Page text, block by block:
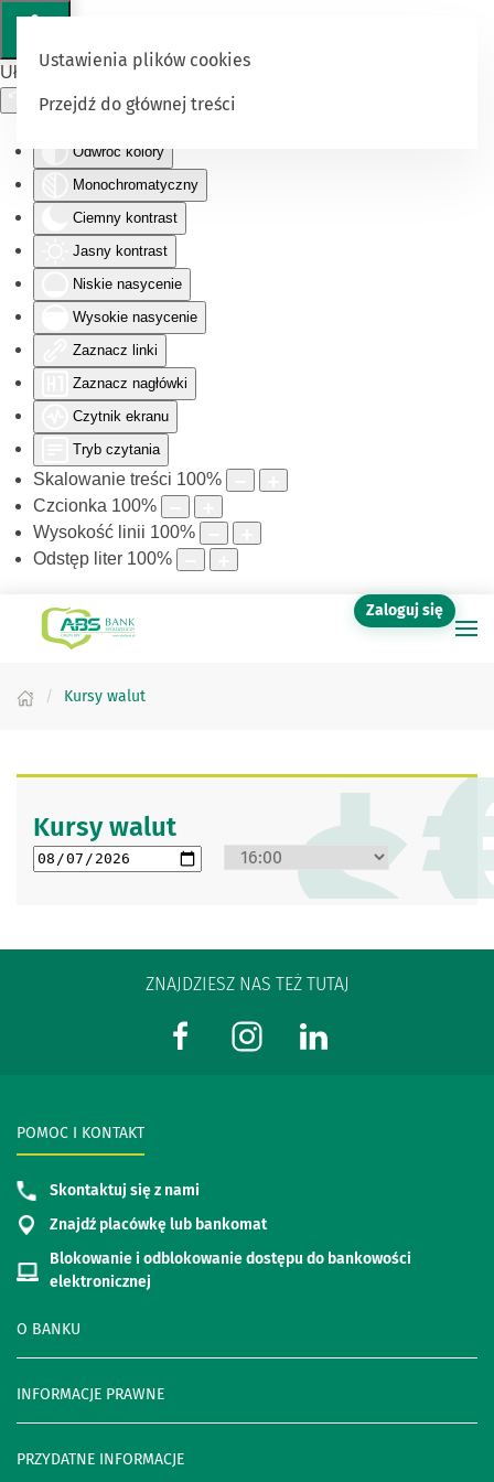
Ułatwienia dostępu
Odwróć kolory
Monochromatyczny
Ciemny kontrast
Jasny kontrast
Niskie nasycenie
Wysokie nasycenie
Zaznacz linki
Zaznacz nagłówki
Czytnik ekranu
Tryb czytania
Skalowanie treści 100%
Czcionka 100%
Wysokość linii 100%
Odstęp liter 100%
Ustawienia plików cookies
Przejdź do głównej treści
Zaloguj się
Kursy walut
Kursy walut
Data kursu w formacie RRRR-MM-DD
Godzina kursów
ZNAJDZIESZ NAS TEŻ TUTAJ
O BANKU
INFORMACJE PRAWNE
PRZYDATNE INFORMACJE
POMOC I KONTAKT
Skontaktuj się z nami
Znajdź placówkę lub bankomat
Blokowanie i odblokowanie dostępu do bankowości
elektronicznej